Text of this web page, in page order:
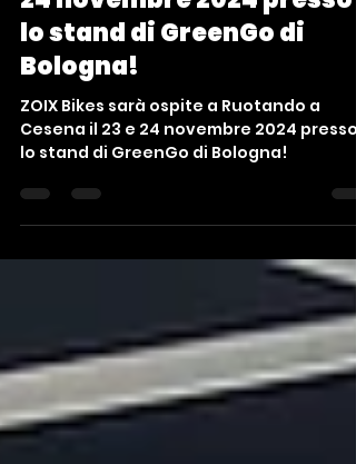
ZOIX Bikes sarà ospite a
Ruotando a Cesena il 23 e
24 novembre 2024 presso
lo stand di GreenGo di
Bologna!
ZOIX Bikes sarà ospite a Ruotando a